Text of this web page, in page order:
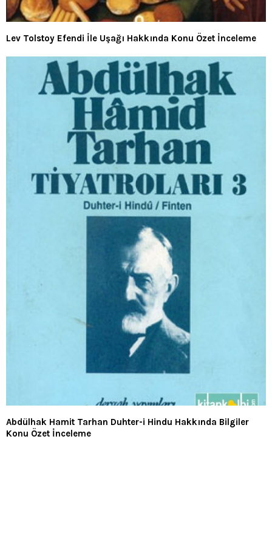
Lev Tolstoy Efendi İle Uşağı Hakkında Konu Özet İnceleme
Abdülhak Hamit Tarhan Duhter-i Hindu Hakkında Bilgiler
Konu Özet İnceleme